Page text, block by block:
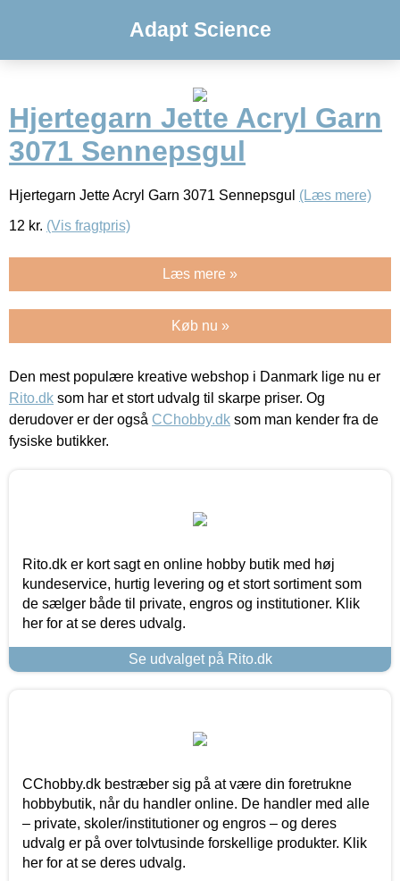
Adapt Science
Hjertegarn Jette Acryl Garn
3071 Sennepsgul
Hjertegarn Jette Acryl Garn 3071 Sennepsgul (Læs mere)
12 kr. (Vis fragtpris)
Læs mere »
Køb nu »
Den mest populære kreative webshop i Danmark lige nu er
Rito.dk som har et stort udvalg til skarpe priser. Og
derudover er der også CChobby.dk som man kender fra de
fysiske butikker.
Rito.dk er kort sagt en online hobby butik med høj
kundeservice, hurtig levering og et stort sortiment som
de sælger både til private, engros og institutioner. Klik
her for at se deres udvalg.
Se udvalget på Rito.dk
CChobby.dk bestræber sig på at være din foretrukne
hobbybutik, når du handler online. De handler med alle
– private, skoler/institutioner og engros – og deres
udvalg er på over tolvtusinde forskellige produkter. Klik
her for at se deres udvalg.